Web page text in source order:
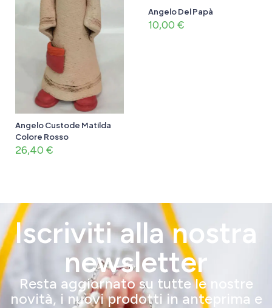
Angelo Custode Matilda
Colore Rosso
26,40 €
Angelo Del Papà
10,00 €
Iscriviti alla nostra
newsletter
Resta aggiornato su tutte le nostre
novità, i nuovi prodotti in anteprima e